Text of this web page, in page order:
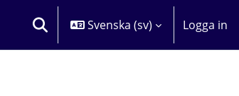
VÄXLA SÖKINMATNING
Svenska ‎(sv)‎ Logga in